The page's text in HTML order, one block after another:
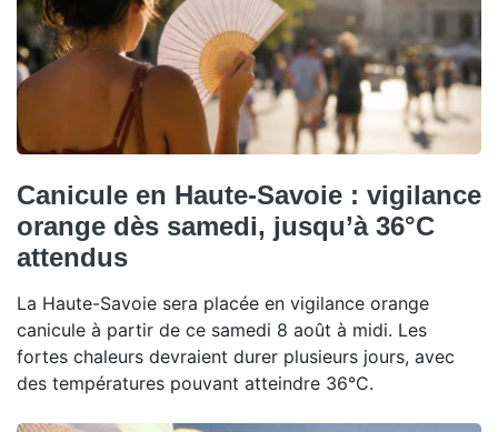
Canicule en Haute-Savoie : vigilance
orange dès samedi, jusqu’à 36°C
attendus
La Haute-Savoie sera placée en vigilance orange
canicule à partir de ce samedi 8 août à midi. Les
fortes chaleurs devraient durer plusieurs jours, avec
des températures pouvant atteindre 36°C.